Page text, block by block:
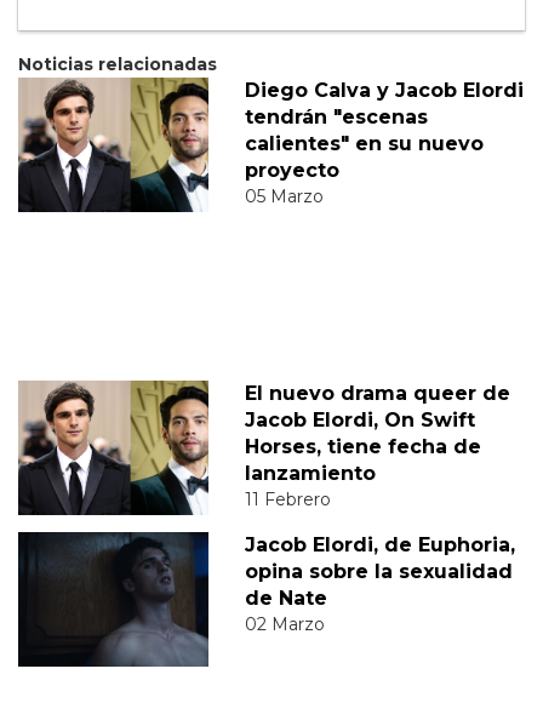
Noticias relacionadas
Diego Calva y Jacob Elordi
tendrán "escenas
calientes" en su nuevo
proyecto
05 Marzo
El nuevo drama queer de
Jacob Elordi, On Swift
Horses, tiene fecha de
lanzamiento
11 Febrero
Jacob Elordi, de Euphoria,
opina sobre la sexualidad
de Nate
02 Marzo